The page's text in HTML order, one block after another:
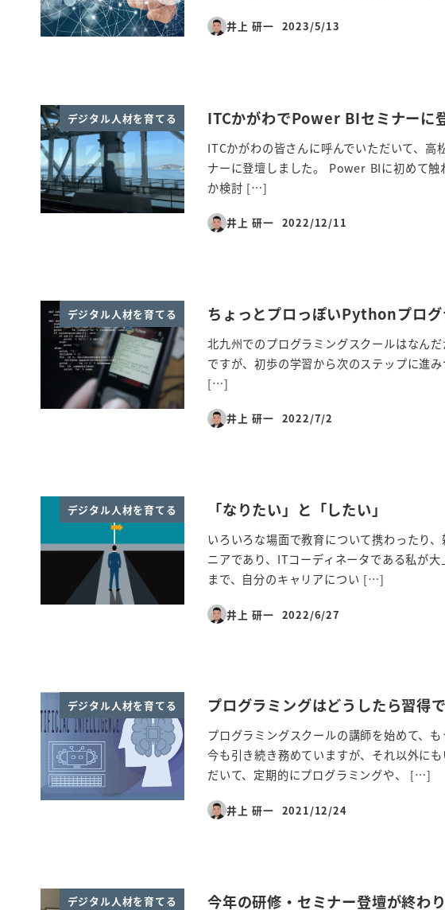
井上 研一
投稿日
2023/5/13
デジタル人材を育てる ITCかがわでPower BIセミナーに
ITCかがわの皆さんに呼んでいただいて、
ナーに登壇しました。 Power BIに初めて
か検討 […]
井上 研一
投稿日
2022/12/11
デジタル人材を育てる ちょっとプロっぽいPythonプロ
北九州でのプログラミングスクールはなん
ですが、初歩の学習から次のステップに
[…]
井上 研一
投稿日
2022/7/2
デジタル人材を育てる 「なりたい」と「したい」
いろいろな場面で教育について携わったり
ニアであり、ITコーディネータである私が
まで、自分のキャリアについ […]
井上 研一
投稿日
2022/6/27
デジタル人材を育てる プログラミングはどうしたら習得
プログラミングスクールの講師を始めて、
今も引き続き務めていますが、それ以外に
だいて、定期的にプログラミングや、 […]
井上 研一
投稿日
2021/12/24
デジタル人材を育てる 今年の研修・セミナー登壇が終わ